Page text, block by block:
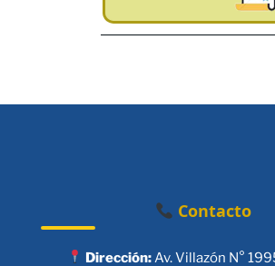
Contacto
Dirección:Av. Villazón N°